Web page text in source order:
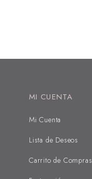
MI CUENTA
Mi Cuenta
Lista de Deseos
Carrito de Compras